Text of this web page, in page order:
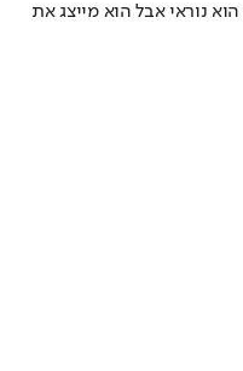
נוראי אבל הוא מייצג את